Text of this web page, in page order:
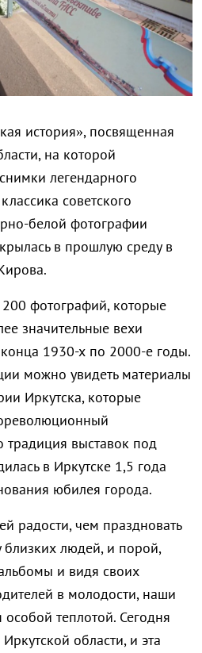
история», посвященная
на которой
легендарного
советского
белой фотографии
в прошлую среду в
фотографий, которые
значительные вехи
1930-х по 2000-е годы.
можно увидеть материалы
Иркутска, которые
выставок под
в Иркутске 1,5 года
юбилея города.
радости, чем праздновать
близких людей, и порой,
и видя своих
в молодости, наши
теплотой. Сегодня
области, и эта